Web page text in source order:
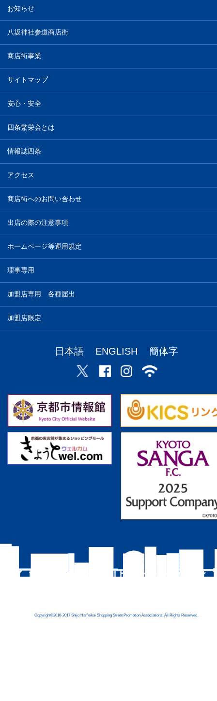
お知らせ
八坂神社参道商店街
商店街事業
サイトマップ
安心・安全
四条繁栄会とは
情報誌四条
アクセス
商店街へのお問い合わせ
出店の際の注意事項
ホームページ等運用規定
理事専用
加盟店専用 各種届出
加盟店限定
日本語 ENGLISH 簡体字
Copyright©2010-2017 Shijo Han'eikai Shopping Street Promotion Associations, All Rights Reserved.